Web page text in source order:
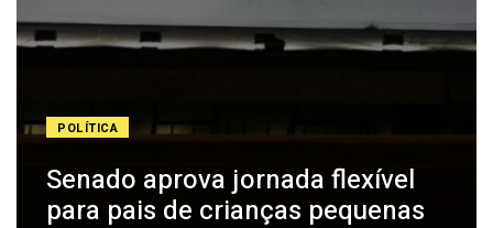
POLÍTICA
Senado aprova jornada flexível
para pais de crianças pequenas